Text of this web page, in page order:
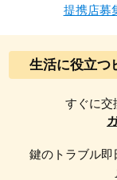
提携店募
生活に役立つ
すぐに交
鍵のトラブル即